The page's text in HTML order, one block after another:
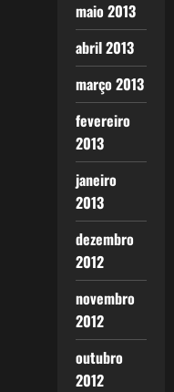
maio 2013
abril 2013
março 2013
fevereiro
2013
janeiro
2013
dezembro
2012
novembro
2012
outubro
2012